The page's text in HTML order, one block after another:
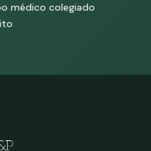
médico colegiado